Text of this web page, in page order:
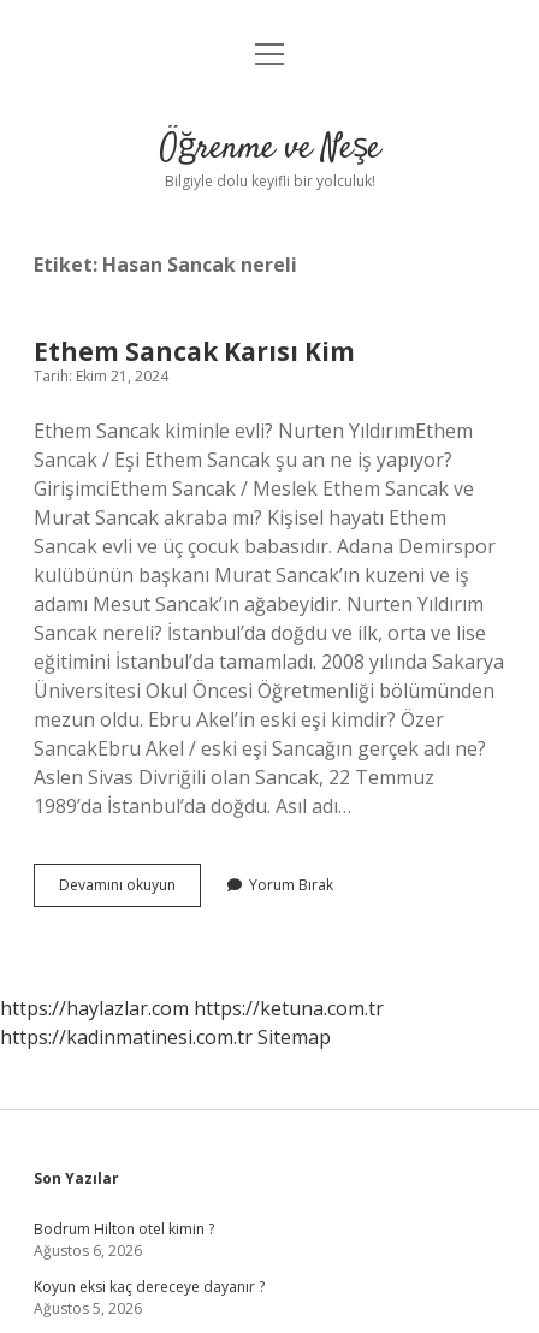
Anasayfa
Yasal Uyarı
menüyü
Öğrenme ve Neşe
Bilgiyle dolu keyifli bir yolculuk!
Etiket: Hasan Sancak nereli
Ethem Sancak Karısı Kim
Tarih: Ekim 21, 2024
Ethem Sancak kiminle evli? Nurten YıldırımEthem
Sancak / Eşi Ethem Sancak şu an ne iş yapıyor?
GirişimciEthem Sancak / Meslek Ethem Sancak ve
Murat Sancak akraba mı? Kişisel hayatı Ethem
Sancak evli ve üç çocuk babasıdır. Adana Demirspor
kulübünün başkanı Murat Sancak’ın kuzeni ve iş
adamı Mesut Sancak’ın ağabeyidir. Nurten Yıldırım
Sancak nereli? İstanbul’da doğdu ve ilk, orta ve lise
eğitimini İstanbul’da tamamladı. 2008 yılında Sakarya
Üniversitesi Okul Öncesi Öğretmenliği bölümünden
mezun oldu. Ebru Akel’in eski eşi kimdir? Özer
SancakEbru Akel / eski eşi Sancağın gerçek adı ne?
Aslen Sivas Divriğili olan Sancak, 22 Temmuz
1989’da İstanbul’da doğdu. Asıl adı…
Devamını okuyun
Sancak
Yorum Bırak
https://haylazlar.com https://ketuna.com.tr
https://kadinmatinesi.com.trSitemap
Sidebar
Son Yazılar
Bodrum Hilton otel kimin ?
Ağustos 6, 2026
Koyun eksi kaç dereceye dayanır ?
Ağustos 5, 2026